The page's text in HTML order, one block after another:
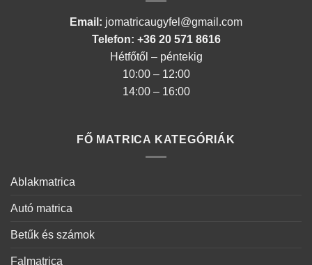
Email: jomatricaugyfel@gmail.com
Telefon: +36 20 571 8616
Hétfőtől – péntekig
10:00 – 12:00
14:00 – 16:00
FŐ MATRICA KATEGÓRIÁK
Ablakmatrica
Autó matrica
Betűk és számok
Falmatrica